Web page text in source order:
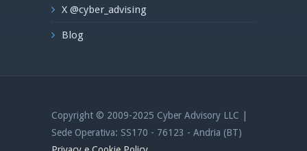
X @cyber_advising
Blog
Copyright © 2009-2025 Cyber Advisory LLC |
Sede Operativa: SS170 - 76123 - Andria (BT)